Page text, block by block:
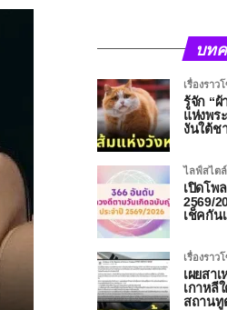
บท
เรื่องราว
รู้จัก “ผ้
แห่งพร
งันใต้ช
ไลฟ์สไตล์
เปิดโพ
2569/
เช็คกัน
เรื่องราว
เผยสา
เกาหลี
สถานทู